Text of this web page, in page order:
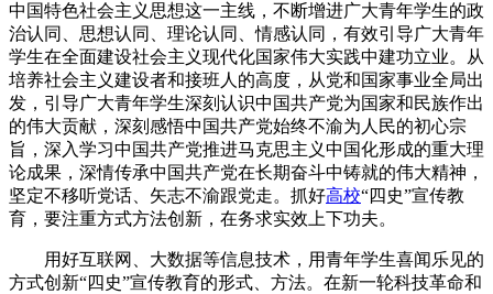
中国特色社会主义思想这一主线，不断增进广大青年学生的政
治认同、思想认同、理论认同、情感认同，有效引导广大青年
学生在全面建设社会主义现代化国家伟大实践中建功立业。从
培养社会主义建设者和接班人的高度，从党和国家事业全局出
发，引导广大青年学生深刻认识中国共产党为国家和民族作出
的伟大贡献，深刻感悟中国共产党始终不渝为人民的初心宗
旨，深入学习中国共产党推进马克思主义中国化形成的重大理
论成果，深情传承中国共产党在长期奋斗中铸就的伟大精神，
坚定不移听党话、矢志不渝跟党走。抓好高校“四史”宣传教
育，要注重方式方法创新，在务求实效上下功夫。
用好互联网、大数据等信息技术，用青年学生喜闻乐见的
方式创新“四史”宣传教育的形式、方法。在新一轮科技革命和